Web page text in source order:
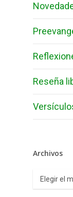
Reseña
Archivos
Archivos